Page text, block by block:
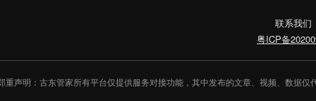
联系我们
粤ICP备
重声明：古东管家所有平台仅提供服务对接功能，其中发布的文章、视频、数据